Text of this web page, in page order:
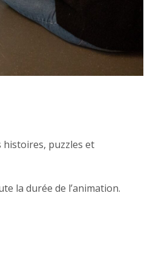
histoires, puzzles et
la durée de l’animation.